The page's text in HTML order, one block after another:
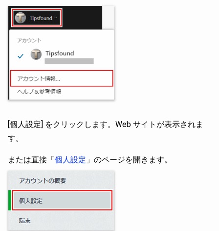
[個人設定] をクリックします。Web サイトが表示されま
す。
または直接「個人設定 」のページを開きます。